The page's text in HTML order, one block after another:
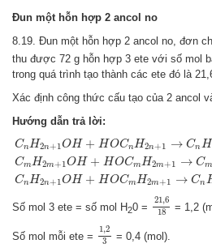
Đun một hỗn hợp 2 ancol no
8.19. Đun một hỗn hợp 2 ancol no, đơn
thu được 72 g hỗn hợp 3 ete với số mol
trong quá trình tạo thành các ete đó là
Xác định công thức cấu tạo của 2 ancol
Hướng dẫn trả lời:
CnH2n+1OH + HOCnH2n+1 → CnH
CmH2m+1OH + HOCmH2m+1 → Cm
CnH2n+1OH + HOCmH2m+1 → Cn
Cn H2 OH+ H OCnH 2n H n+
Số mol 3 ete = số mol H20 =
21,6
18
21 ,6
= 1,2
Số mol mỗi ete =
1,2
3
1 ,2
= 0,4 (mol).